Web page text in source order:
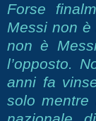
Forse
Messi non è
non è
l’opposto.
anni fa
solo mentre